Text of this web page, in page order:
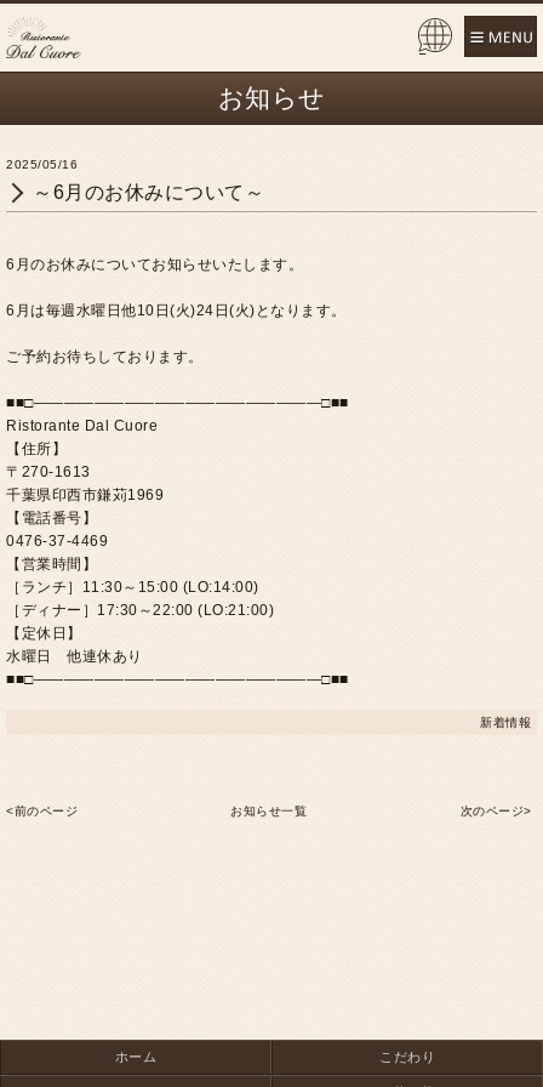
Pow
お知らせ
2025/05/16
～6月のお休みについて～
6月のお休みについてお知らせいたします。
6月は毎週水曜日他10日(火)24日(火)となります。
ご予約お待ちしております。
■■□―――――――――――――――――――□■■
Ristorante Dal Cuore
【住所】
〒270-1613
千葉県印西市鎌苅1969
【電話番号】
0476-37-4469
【営業時間】
［ランチ］11:30～15:00 (LO:14:00)
［ディナー］17:30～22:00 (LO:21:00)
【定休日】
水曜日 他連休あり
■■□―――――――――――――――――――□■■
新着情報
<前のページ お知らせ一覧 次のページ>
ホーム こだわり